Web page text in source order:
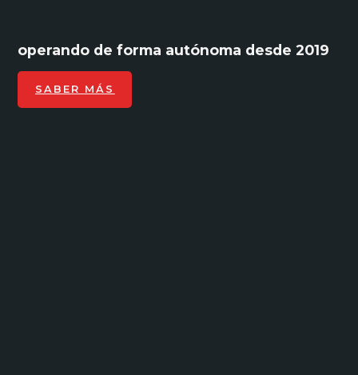
operando de forma autónoma desde 2019
SABER MÁS